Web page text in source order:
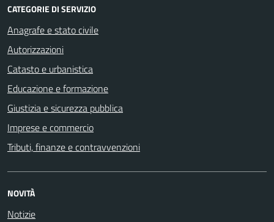
CATEGORIE DI SERVIZIO
Anagrafe e stato civile
Autorizzazioni
Catasto e urbanistica
Educazione e formazione
Giustizia e sicurezza pubblica
Imprese e commercio
Tributi, finanze e contravvenzioni
NOVITÀ
Notizie